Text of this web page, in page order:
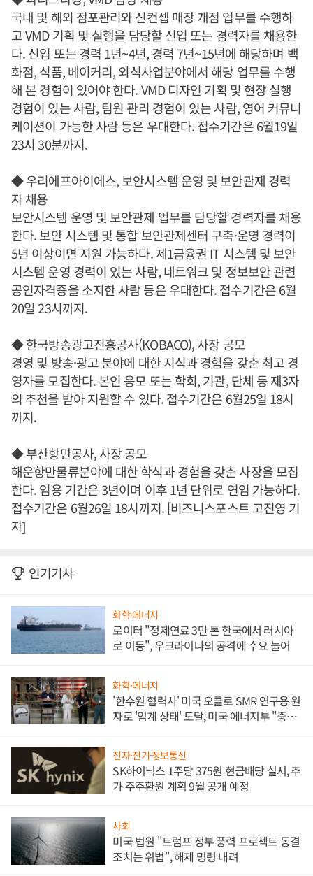
국내 및 해외 점포관리와 신컨셉 매장 개점 업무를 수행하
고 VMD 기획 및 실행을 담당할 신입 또는 경력자를 채용한
다. 신입 또는 경력 1년~4년, 경력 7년~15년에 해당하며 백
화점, 식품, 베이커리, 외식사업분야에서 해당 업무를 수행
해 본 경험이 있어야 한다. VMD 디자인 기획 및 현장 실행
경험이 있는 사람, 팀원 관리 경험이 있는 사람, 영어 커뮤니
케이션이 가능한 사람 등은 우대한다. 접수기간은 6월19일
23시 30분까지.
◆ 우리에프아이에스, 보안시스템 운영 및 보안관제 경력
자 채용
보안시스템 운영 및 보안관제 업무를 담당할 경력자를 채용
한다. 보안 시스템 및 통합 보안관제센터 구축·운영 경력이
5년 이상이면 지원 가능하다. 제1금융권 IT 시스템 및 보안
시스템 운영 경력이 있는 사람, 네트워크 및 정보보안 관련
공인자격증을 소지한 사람 등은 우대한다. 접수기간은 6월
20일 23시까지.
◆ 한국방송광고진흥공사(KOBACO), 사장 공모
경영 및 방송·광고 분야에 대한 지식과 경험을 갖춘 최고 경
영자를 모집한다. 본인 응모 또는 학회, 기관, 단체 등 제3자
의 추천을 받아 지원할 수 있다. 접수기간은 6월25일 18시
까지.
◆ 부산항만공사, 사장 공모
해운항만물류분야에 대한 학식과 경험을 갖춘 사장을 모집
한다. 임용 기간은 3년이며 이후 1년 단위로 연임 가능하다.
접수기간은 6월26일 18시까지. [비즈니스포스트 고진영 기
자]
인기기사
화학·에너지
로이터 "정제연료 3만 톤 한국에서 러시아
로 이동", 우크라이나의 공격에 수요 늘어
화학·에너지
'한수원 협력사' 미국 오클로 SMR 연구용 원
자로 '임계 상태' 도달, 미국 에너지부 "중요
전자·전기·정보통신
SK하이닉스 1주당 375원 현금배당 실시, 추
가 주주환원 계획 9월 공개 예정
사회
미국 법원 "트럼프 정부 풍력 프로젝트 동결
조치는 위법", 해제 명령 내려